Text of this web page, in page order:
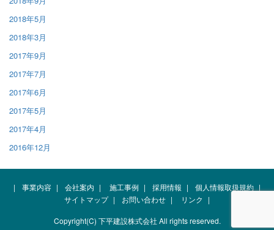
2018年5月
2018年3月
2017年9月
2017年7月
2017年6月
2017年5月
2017年4月
2016年12月
| 事業内容 | 会社案内 | 施工事例 | 採用情報 | 個人情報取扱規約 |
サイトマップ | お問い合わせ | リンク |
Copyright(C) 下平建設株式会社 All rights reserved.